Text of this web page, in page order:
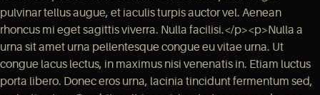
pulvinar tellus augue, et iaculis turpis auctor vel. Aenean
rhoncus mi eget sagittis viverra. Nulla facilisi.</p><p>Nulla a
urna sit amet urna pellentesque congue eu vitae urna. Ut
congue lacus lectus, in maximus nisi venenatis in. Etiam luctus
porta libero. Donec eros urna, lacinia tincidunt fermentum sed,